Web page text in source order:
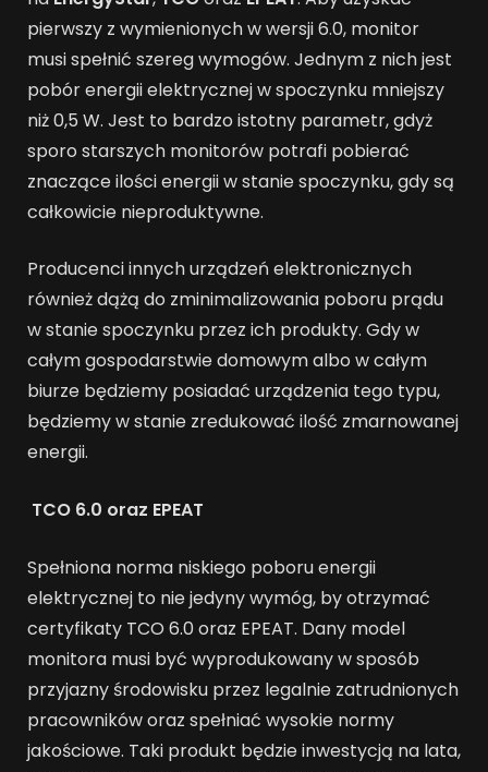
pierwszy z wymienionych w wersji 6.0, monitor
musi spełnić szereg wymogów. Jednym z nich jest
pobór energii elektrycznej w spoczynku mniejszy
niż 0,5 W. Jest to bardzo istotny parametr, gdyż
sporo starszych monitorów potrafi pobierać
znaczące ilości energii w stanie spoczynku, gdy są
całkowicie nieproduktywne.
Producenci innych urządzeń elektronicznych
również dążą do zminimalizowania poboru prądu
w stanie spoczynku przez ich produkty. Gdy w
całym gospodarstwie domowym albo w całym
biurze będziemy posiadać urządzenia tego typu,
będziemy w stanie zredukować ilość zmarnowanej
energii.
TCO 6.0 oraz EPEAT
Spełniona norma niskiego poboru energii
elektrycznej to nie jedyny wymóg, by otrzymać
certyfikaty TCO 6.0 oraz EPEAT. Dany model
monitora musi być wyprodukowany w sposób
przyjazny środowisku przez legalnie zatrudnionych
pracowników oraz spełniać wysokie normy
jakościowe. Taki produkt będzie inwestycją na lata,